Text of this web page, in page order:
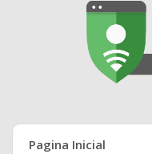
Pagina Inicial